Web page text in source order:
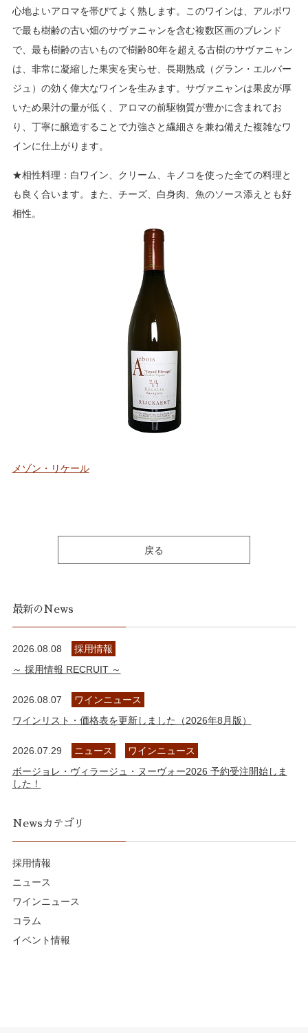
心地よいアロマを帯びてよく熟します。このワインは、アルボワ
で最も樹齢の古い畑のサヴァニャンを含む複数区画のブレンド
で、最も樹齢の古いもので樹齢80年を超える古樹のサヴァニャン
は、非常に凝縮した果実を実らせ、長期熟成（グラン・エルバー
ジュ）の効く偉大なワインを生みます。サヴァニャンは果皮が厚
いため果汁の量が低く、アロマの前駆物質が豊かに含まれてお
り、丁寧に醸造することで力強さと繊細さを兼ね備えた複雑なワ
インに仕上がります。
★相性料理：白ワイン、クリーム、キノコを使った全ての料理と
も良く合います。また、チーズ、白身肉、魚のソース添えとも好
相性。
メゾン・リケール
戻る
最新のNews
2026.08.08
採用情報
～ 採用情報 RECRUIT ～
2026.08.07
ワインニュース
ワインリスト・価格表を更新しました（2026年8月版）
2026.07.29 ニュース
ワインニュース
ボージョレ・ヴィラージュ・ヌーヴォー2026 予約受注開始しま
した！
Newsカテゴリ
採用情報
ニュース
ワインニュース
コラム
イベント情報